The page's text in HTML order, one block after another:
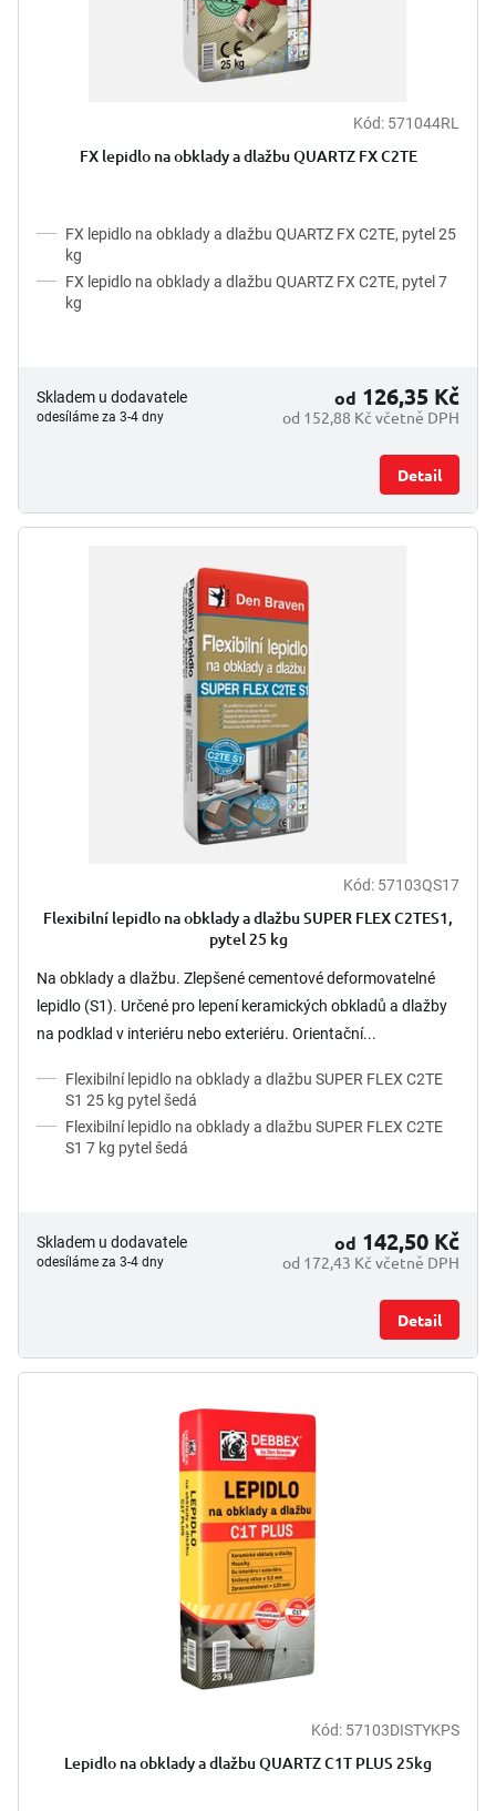
Kód: 571044RL
FX lepidlo na obklady a dlažbu QUARTZ FX C2TE
FX lepidlo na obklady a dlažbu QUARTZ FX C2TE, pytel 25
kg
FX lepidlo na obklady a dlažbu QUARTZ FX C2TE, pytel 7
kg
Skladem u dodavatele
odesíláme za 3-4 dny od 152,88 Kč včetně DPH
od 126,35 Kč
Detail
Kód: 57103QS17
Flexibilní lepidlo na obklady a dlažbu SUPER FLEX C2TES1,
pytel 25 kg
Na obklady a dlažbu. Zlepšené cementové deformovatelné
lepidlo (S1). Určené pro lepení keramických obkladů a dlažby
na podklad v interiéru nebo exteriéru. Orientační...
Flexibilní lepidlo na obklady a dlažbu SUPER FLEX C2TE
S1 25 kg pytel šedá
Flexibilní lepidlo na obklady a dlažbu SUPER FLEX C2TE
S1 7 kg pytel šedá
Skladem u dodavatele
odesíláme za 3-4 dny od 172,43 Kč včetně DPH
od 142,50 Kč
Detail
Kód: 57103DISTYKPS
Lepidlo na obklady a dlažbu QUARTZ C1T PLUS 25kg